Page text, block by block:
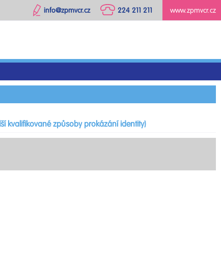
www.zpmvcr.cz
224 211 211
info@zpmvcr.cz
kvalifikované způsoby prokázání identity)